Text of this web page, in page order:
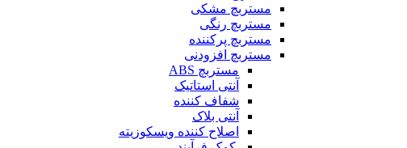
مستربچ مشکی
مستربچ رنگی
مستربچ پرکننده
مستربچ افزودنی
مستربچ ABS
آنتی استاتیک
شفاف کننده
آنتی بلاک
اصلاح کننده ویسکوزیته